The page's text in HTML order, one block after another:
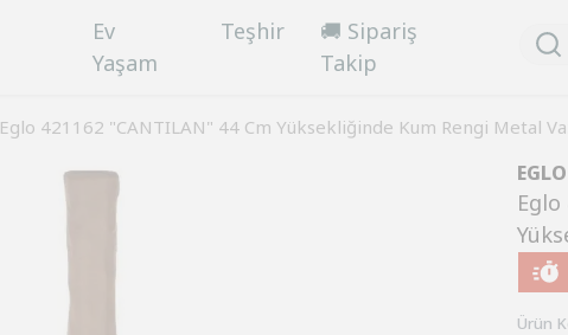
Ev
Yaşam
Teşhir
🚚 Sipariş
Takip
Eglo 421162 "CANTILAN" 44 Cm Yüksekliğinde Kum Rengi Metal
EGLO
Ürün